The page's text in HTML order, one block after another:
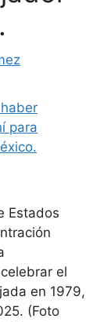
Estados
el
en 1979,
(Foto